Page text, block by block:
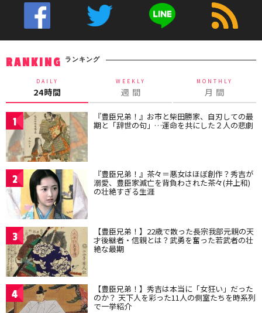
RANKING ランキング
DAILY
24時間
WEEKLY
週 間
MONTHLY
月 間
1 『豊臣兄弟！』お市と柴田勝家、自刃しての最
期と「辞世の句」…運命を共にした２人の悲劇
2 『豊臣兄弟！』茶々＝悪女はほぼ創作？秀吉が
溺愛、豊臣家滅亡を背負わされた茶々(井上和)
の壮絶すぎる生涯
3 【豊臣兄弟！】22歳で散った長宗我部元親の天
才後継者・信親とは？武勇を奮った若武者の壮
絶な最期
4 【豊臣兄弟！】秀吉は本当に「女狂い」だった
のか？ 天下人を彩った11人の側室たちを時系列
で一挙紹介